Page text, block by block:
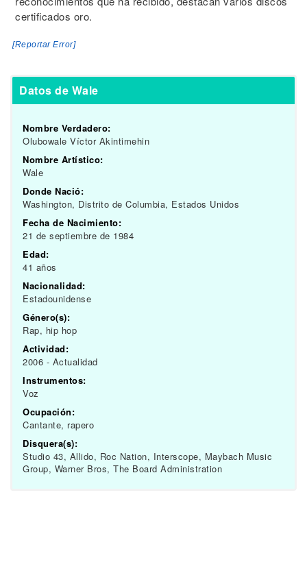
certificados oro.
[Reportar Error]
Datos de Wale
Nombre Verdadero:
Olubowale Víctor Akintimehin
Nombre Artístico:
Wale
Donde Nació:
Washington, Distrito de Columbia, Estados Unidos
Fecha de Nacimiento:
21 de septiembre de 1984
Edad:
41 años
Nacionalidad:
Estadounidense
Género(s):
Rap, hip hop
Actividad:
2006 - Actualidad
Instrumentos:
Voz
Ocupación:
Cantante, rapero
Disquera(s):
Studio 43, Allido, Roc Nation, Interscope, Maybach Music
Group, Warner Bros, The Board Administration